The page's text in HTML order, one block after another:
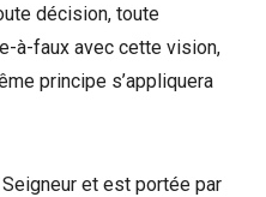
décision, toute
à-faux avec cette vision,
principe s’appliquera
et est portée par